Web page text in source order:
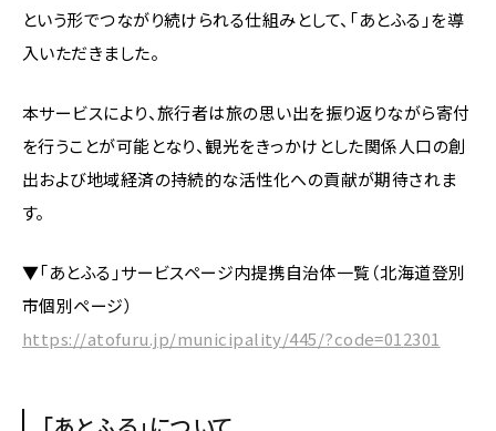
という形でつながり続けられる仕組みとして、「あとふる」を導
入いただきました。
本サービスにより、旅行者は旅の思い出を振り返りながら寄付
を行うことが可能となり、観光をきっかけとした関係人口の創
出および地域経済の持続的な活性化への貢献が期待されま
す。
▼「あとふる」サービスページ内提携自治体一覧（北海道登別
市個別ページ）
https://atofuru.jp/municipality/445/?code=012301